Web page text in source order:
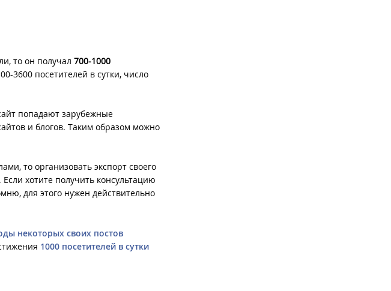
то он получал 700-1000
3600 посетителей в сутки, число
попадают зарубежные
и блогов. Таким образом можно
то организовать экспорт своего
хотите получить консультацию
для этого нужен действительно
некоторых своих постов
1000 посетителей в сутки